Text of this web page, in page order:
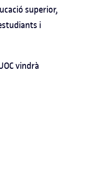
superior,
i
vindrà